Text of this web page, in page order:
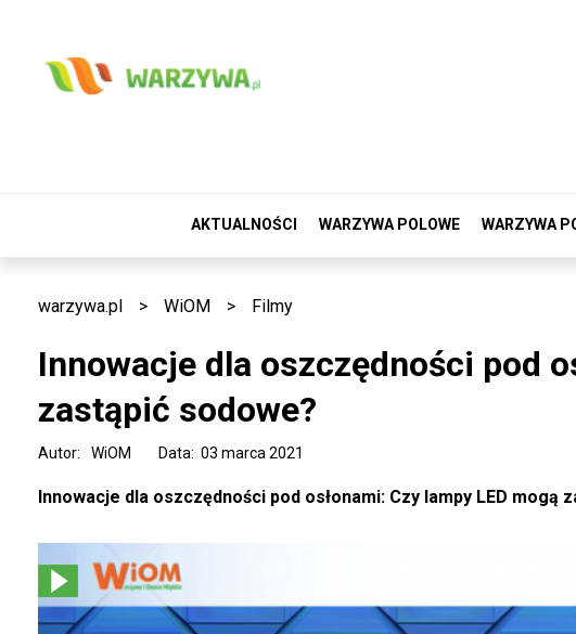
AKTUALNOŚCI WARZYWA POLOWE WARZYWA
warzywa.pl > WiOM > Filmy
Innowacje dla oszczędności pod
zastąpić sodowe?
Data: 03 marca 2021
Autor: WiOM
Innowacje dla oszczędności pod osłonami: Czy lampy LED mogą